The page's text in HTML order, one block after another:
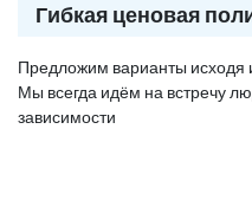
Гибкая ценовая
Предложим варианты исходя
Мы всегда идём на встречу
зависимости